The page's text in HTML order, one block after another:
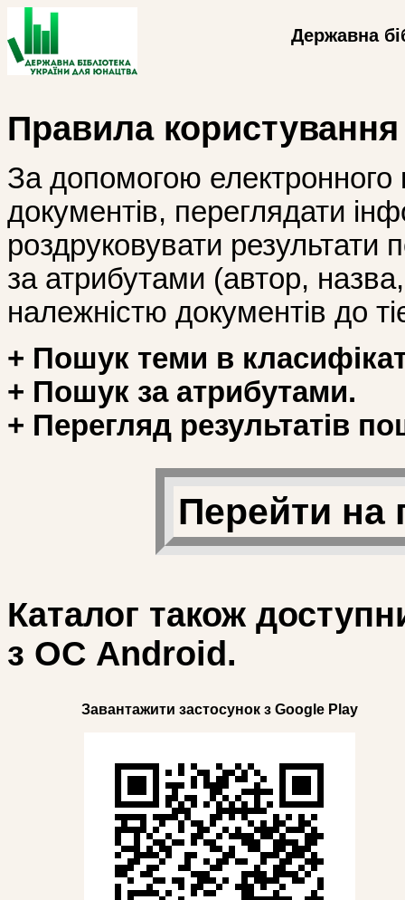
Державна
Правила
За допомогою
документів, переглядати
роздруковувати
за атрибутами (автор, назва,
належністю документів до
+ Пошук теми в
+ Пошук за атрибутами.
+ Перегляд результатів
Перейти на
Каталог також
з ОС Android.
Завантажити застосунок з Google Play